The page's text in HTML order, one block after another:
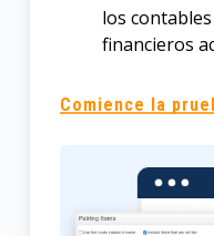
los
financieros
Comience la